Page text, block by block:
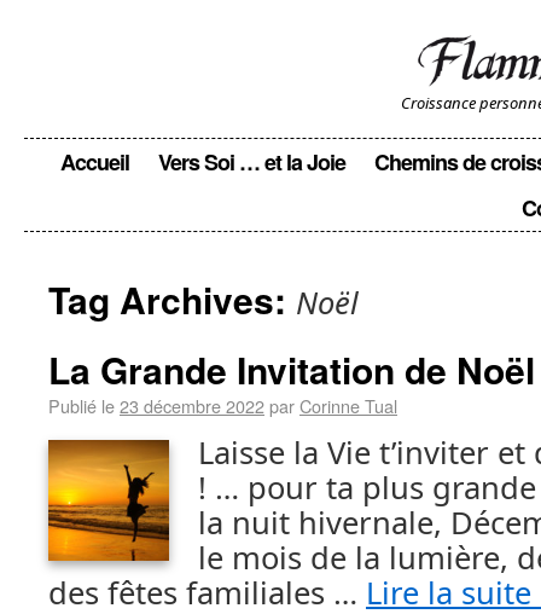
Croissance
Accueil Vers Soi … et la Joie
Chemins de
Tag Archives: Noël
La Grande Invitation de
Publié le23 décembre 2022parCorinne Tual
Laisse la Vie t’inviter
! … pour ta plus
la nuit hivernale,
le mois de la lumière,
des fêtes familiales … Lire la suite